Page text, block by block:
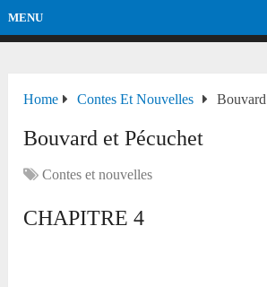
MENU
Home Contes Et Nouvelles
Bouvard et Pécuchet
Contes et nouvelles
CHAPITRE 4